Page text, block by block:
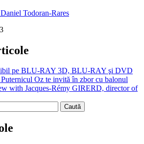
Todoran-Rares
pe BLU-RAY 3D, BLU-RAY şi DVD
Oz te invită în zbor cu balonul
with Jacques-Rémy GIRERD, director of